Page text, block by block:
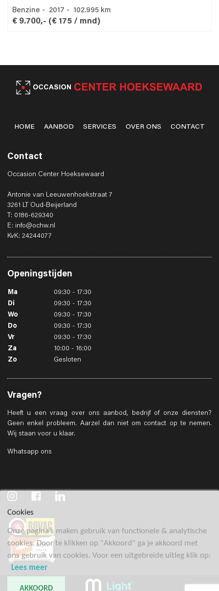
Benzine - 2017 - 102.995 km
€ 9.700,- (€ 175 / mnd)
HOME AANBOD SERVICES OVER ONS CONTACT
Contact
Occasion Center Hoeksewaard
Antonie van Leeuwenhoekstraat 7
3261 LT Oud-Beijerland
T: 0186-629340
E: info@ochw.nl
KvK: 24244077
Openingstijden
Ma
09:30 - 17:30
Di
09:30 - 17:30
Wo
09:30 - 17:30
Do
09:30 - 17:30
Vr
09:30 - 17:30
Za
10:00 - 16:00
Zo
Gesloten
Vragen?
Heeft u een vraag over ons aanbod, bedrijf of onze diensten?
Geen enkel probleem. Aarzel dan niet om contact op te nemen.
Wij staan voor u klaar.
Whatsapp ons
Cookies
Onze pagina’s maken gebruik van functionele & analytische
cookies. Door te klikken op "Akkoord" ga je akkoord met
ons gebruik van cookies. Voor een uitgebreide uitleg klik op:
Lees meer
AKKOORD